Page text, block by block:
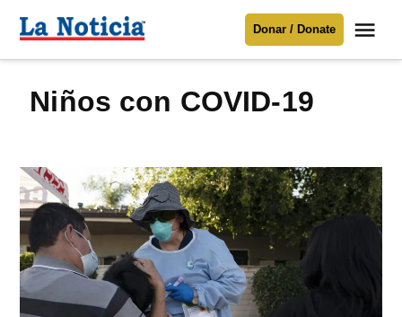
Para mantenerte informado necesitamostu apoyo
contenido
Noticia
Donar / Donate
niños con COVID-19